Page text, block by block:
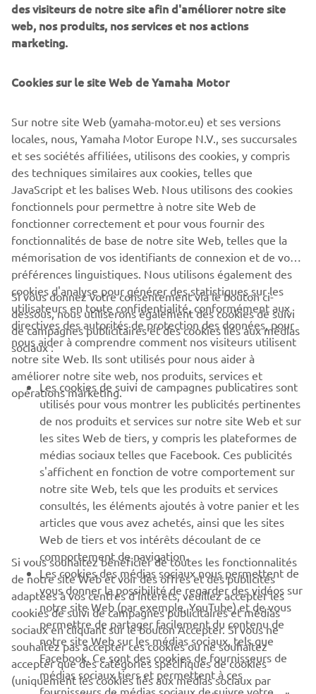
PROS & B2B
PLUS YAMAHA
SUPPORT
NEWSLETTER
Découvrez en exclusivité les dernières offres, les événements
spéciaux, les nouveautés et bien plus encore
S'ABONNER
Lisez notre politique de confidentialité pour savoir comment
nous traitons vos données personnelles : Politique de
Confidentialité
France (French)
© Copyright - 2026 Yamaha Motor Europe N.V. - All Rights
Reserved
Politique de confidentialitéCookiesMentions légales
des visiteurs de notre site afin d'améliorer notre site
web, nos produits, nos services et nos actions
marketing.
Cookies sur le site Web de Yamaha Motor
Sur notre site Web (yamaha-motor.eu) et ses versions
locales, nous, Yamaha Motor Europe N.V., ses succursales
et ses sociétés affiliées, utilisons des cookies, y compris
des techniques similaires aux cookies, telles que
JavaScript et les balises Web. Nous utilisons des cookies
fonctionnels pour permettre à notre site Web de
fonctionner correctement et pour vous fournir des
fonctionnalités de base de notre site Web, telles que la
mémorisation de vos identifiants de connexion et de vos
préférences linguistiques. Nous utilisons également des
cookies d'analyse pour générer des statistiques sur les
utilisateurs en toute confidentialité, conformément aux
directives des autorités de protection des données, pour
nous aider à comprendre comment nos visiteurs utilisent
notre site Web. Ils sont utilisés pour nous aider à
améliorer notre site web, nos produits, services et
opérations marketing.
Si vous donnez votre consentement via le bouton ci-
dessous, nous utiliserons également des cookies de suivi
de campagnes publicitaires et des cookies liés aux médias
sociaux :
Les cookies de suivi de campagnes publicatires sont
utilisés pour vous montrer les publicités pertinentes
de nos produits et services sur notre site Web et sur
les sites Web de tiers, y compris les plateformes de
médias sociaux telles que Facebook. Ces publicités
s'affichent en fonction de votre comportement sur
notre site Web, tels que les produits et services
consultés, les éléments ajoutés à votre panier et les
articles que vous avez achetés, ainsi que les sites
Web de tiers et vos intérêts découlant de ce
comportement de navigation.
Les cookies des médias sociaux nous permettent de
vous donner la possibilité de regarder des vidéos sur
notre site Web (par exemple, YouTube) et de vous
permettre de partager facilement du contenu de
notre site Web sur les médias sociaux, tels que
Facebook. Ce sont des cookies de fournisseurs de
médias sociaux tiers et permettent à ces
fournisseurs de médias sociaux de suivre votre
Si vous souhaitez bénéficier de toutes les fonctionnalités
de notre site Web et voir des offres et des publicités
adaptées à vos centres d'intérêts, veuillez accepter les
cookies de suivi de campagnes publicitaires et médias
sociaux en cliquant sur le bouton Accepter. Si vous ne
souhaitez pas accepter ces cookies ou ne souhaitez
accepter que des catégories spécifiques de cookies
(uniquement les cookies liés aux médias sociaux par